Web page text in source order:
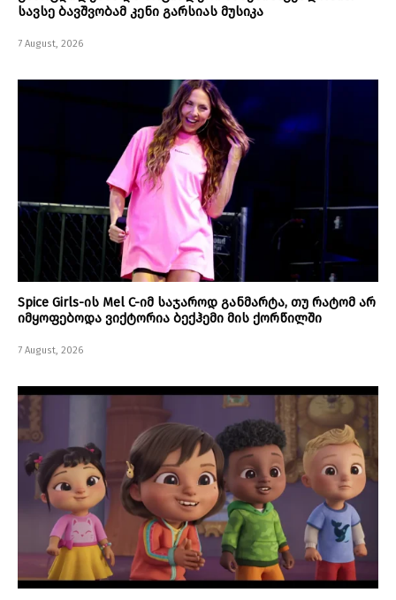
სავსე ბავშვობამ კენი გარსიას მუსიკა
7 August, 2026
Spice Girls-ის Mel C-იმ საჯაროდ განმარტა, თუ რატომ არ
იმყოფებოდა ვიქტორია ბექჰემი მის ქორწილში
7 August, 2026